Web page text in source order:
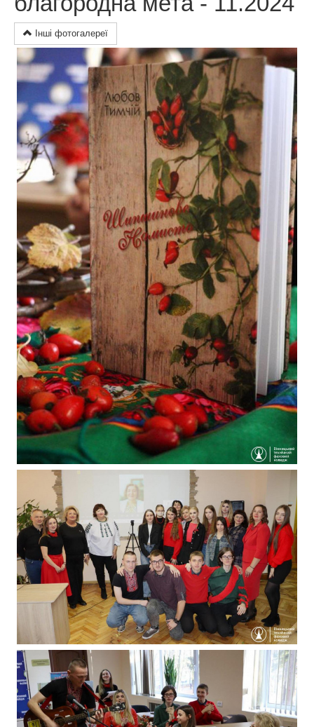
Інші фотогалереї